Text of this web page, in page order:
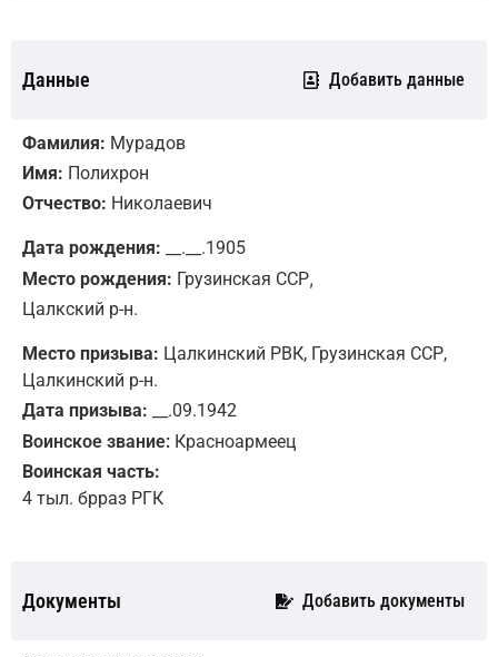
Данные Добавить данные
Фамилия: Мурадов
Имя: Полихрон
Отчество: Николаевич
Дата рождения: __.__.1905
Место рождения: Грузинская ССР,
Цалкский р-н.
Место призыва: Цалкинский РВК, Грузинская ССР,
Цалкинский р-н.
Дата призыва: __.09.1942
Воинское звание: Красноармеец
Воинская часть:
4 тыл. брраз РГК
Документы Добавить документы